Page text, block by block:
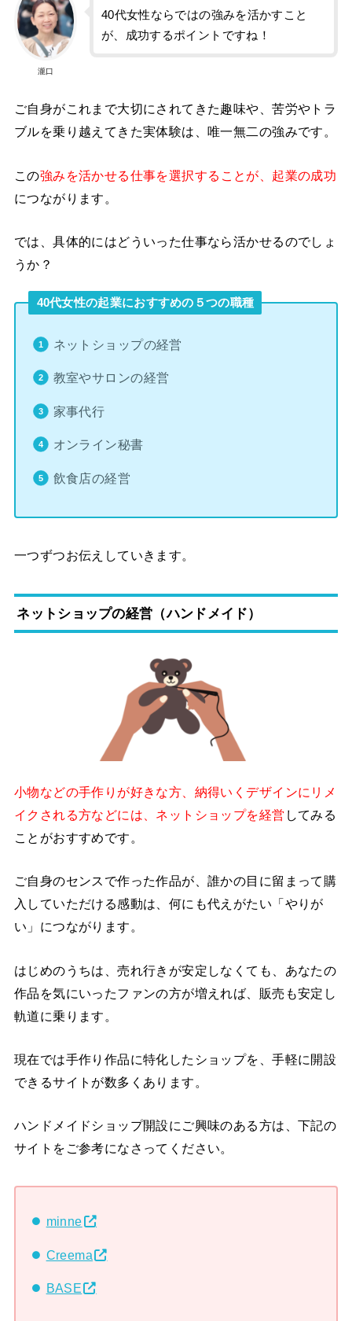
瀧口
40代女性ならではの強みを活かすこと
が、成功するポイントですね！
ご自身がこれまで大切にされてきた趣味や、苦労やトラ
ブルを乗り越えてきた実体験は、唯一無二の強みです。
この強みを活かせる仕事を選択することが、起業の成功
につながります。
では、具体的にはどういった仕事なら活かせるのでしょ
うか？
40代女性の起業におすすめの５つの職種
ネットショップの経営
教室やサロンの経営
家事代行
オンライン秘書
飲食店の経営
一つずつお伝えしていきます。
ネットショップの経営（ハンドメイド）
小物などの手作りが好きな方、納得いくデザインにリメ
イクされる方などには、ネットショップを経営 してみる
ことがおすすめです。
ご自身のセンスで作った作品が、誰かの目に留まって購
入していただける感動は、何にも代えがたい「やりが
い」につながります。
はじめのうちは、売れ行きが安定しなくても、あなたの
作品を気にいったファンの方が増えれば、販売も安定し
軌道に乗ります。
現在では手作り作品に特化したショップを、手軽に開設
できるサイトが数多くあります。
ハンドメイドショップ開設にご興味のある方は、下記の
サイトをご参考になさってください。
minne
Creema
BASE